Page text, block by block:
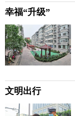
幸福“升级”
文明出行